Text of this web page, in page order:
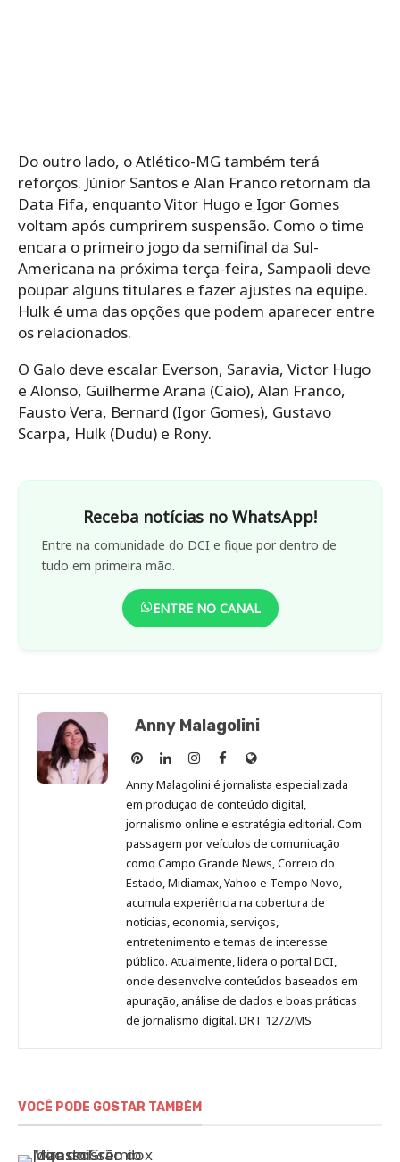
Do outro lado, o Atlético-MG também terá
reforços. Júnior Santos e Alan Franco retornam da
Data Fifa, enquanto Vitor Hugo e Igor Gomes
voltam após cumprirem suspensão. Como o time
encara o primeiro jogo da semifinal da Sul-
Americana na próxima terça-feira, Sampaoli deve
poupar alguns titulares e fazer ajustes na equipe.
Hulk é uma das opções que podem aparecer entre
os relacionados.
O Galo deve escalar Everson, Saravia, Victor Hugo
e Alonso, Guilherme Arana (Caio), Alan Franco,
Fausto Vera, Bernard (Igor Gomes), Gustavo
Scarpa, Hulk (Dudu) e Rony.
Receba notícias no WhatsApp!
Entre na comunidade do DCI e fique por dentro de
tudo em primeira mão.
ENTRE NO CANAL
Anny Malagolini
Anny
Malagolini
no
Pinterest
Anny
Malagolini
no
LinkedIn
Anny
Malagolini
no
Instagram
Anny
Malagolini
no
Facebook
Site
de
Anny
Malagolini
Anny Malagolini é jornalista especializada
em produção de conteúdo digital,
jornalismo online e estratégia editorial. Com
passagem por veículos de comunicação
como Campo Grande News, Correio do
Estado, Midiamax, Yahoo e Tempo Novo,
acumula experiência na cobertura de
notícias, economia, serviços,
entretenimento e temas de interesse
público. Atualmente, lidera o portal DCI,
onde desenvolve conteúdos baseados em
apuração, análise de dados e boas práticas
de jornalismo digital. DRT 1272/MS
VOCÊ PODE GOSTAR TAMBÉM